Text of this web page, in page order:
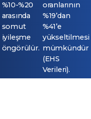
%10-%20
arasında
somut
iyileşme
öngörülür.
oranlarının
%19’dan
%41’e
yükseltilmesi
mümkündür
(EHS
Verileri).